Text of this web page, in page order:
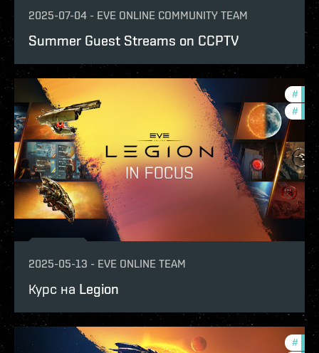
2025-07-04 - EVE ONLINE COMMUNITY TEAM
Summer Guest Streams on CCPTV
#
#
2025-05-13 - EVE ONLINE TEAM
Курс на Legion
#